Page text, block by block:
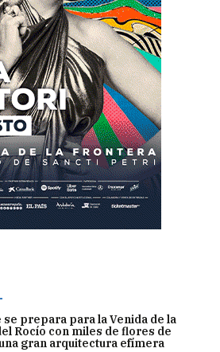
prepara para la Venida de la
Rocío con miles de flores de
gran arquitectura efímera